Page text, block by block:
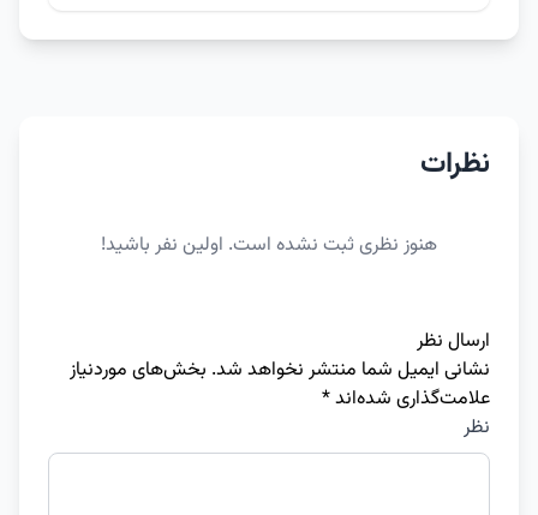
نظرات
هنوز نظری ثبت نشده است. اولین نفر باشید!
ارسال نظر
نشانی ایمیل شما منتشر نخواهد شد. بخش‌های موردنیاز
علامت‌گذاری شده‌اند*
نظر